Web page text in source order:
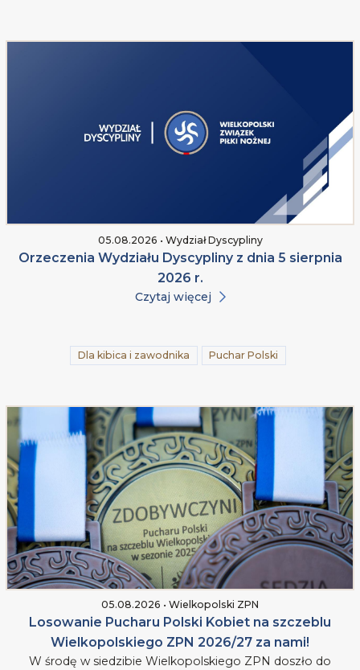
05.08.2026 • Wydział Dyscypliny
Orzeczenia Wydziału Dyscypliny z dnia 5 sierpnia
2026 r.
Czytaj więcej
Dla kibica i zawodnika Puchar Polski
05.08.2026 • Wielkopolski ZPN
Losowanie Pucharu Polski Kobiet na szczeblu
Wielkopolskiego ZPN 2026/27 za nami!
W środę w siedzibie Wielkopolskiego ZPN doszło do